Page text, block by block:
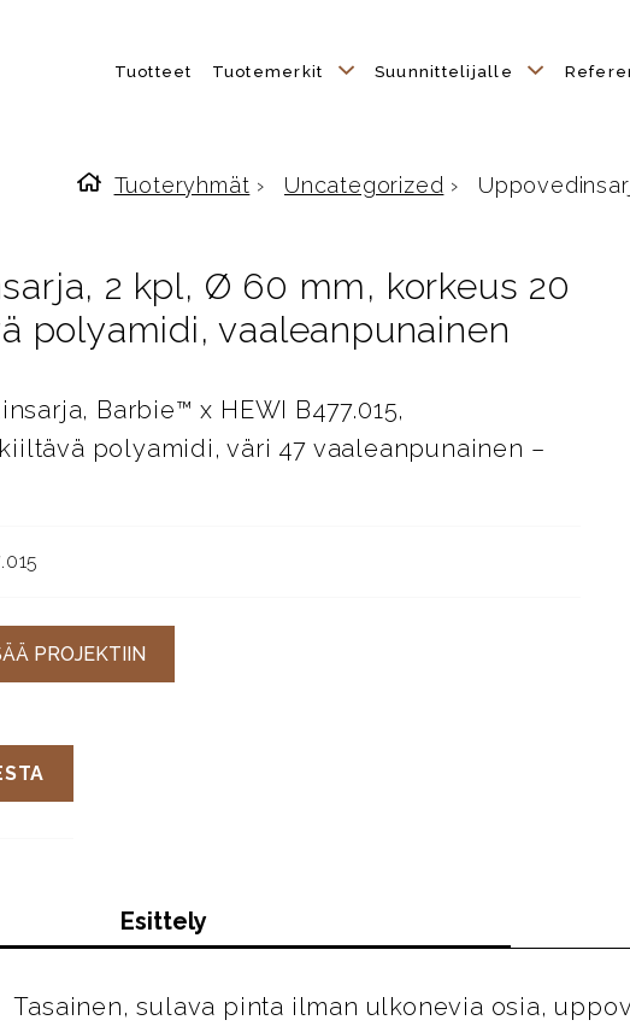
Tuotteet Tuotemerkit Suunnittelijalle
Etusivulle
Tuoteryhmät › Uncategorized ›
2 kpl, Ø 60 mm, korkeus 20
polyamidi, vaaleanpunainen
Barbie™ x HEWI B477.015,
polyamidi, väri 47 vaaleanpunainen –
PROJEKTIIN
Esittely
Tasainen, sulava pinta ilman ulkonevia osia,